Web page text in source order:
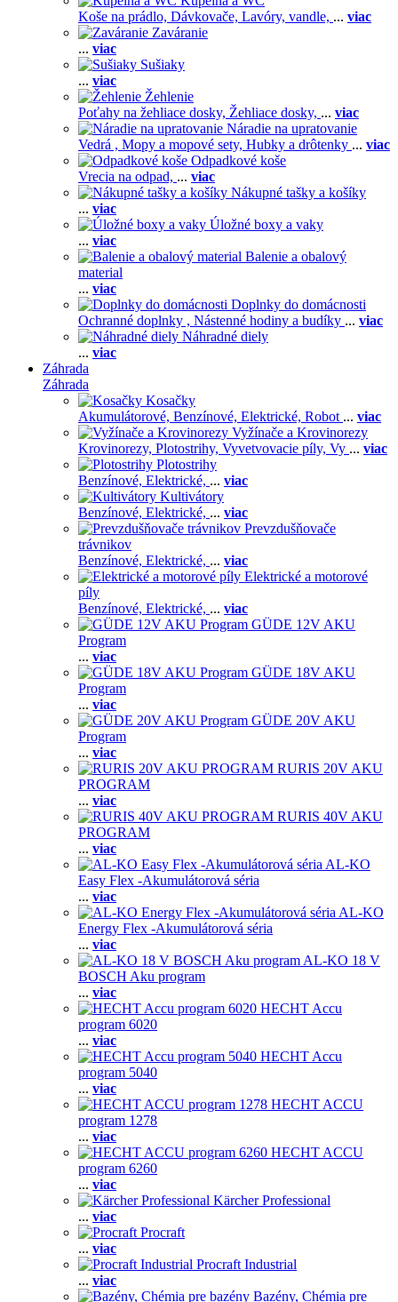
Koše na prádlo, Dávkovače, Lavóry, vandle, ... viac
Zaváranie
... viac
Sušiaky
... viac
Žehlenie
Poťahy na žehliace dosky, Žehliace dosky, ... viac
Náradie na upratovanie
Vedrá , Mopy a mopové sety, Hubky a drôtenky ... viac
Odpadkové koše
Vrecia na odpad, ... viac
Nákupné tašky a košíky
... viac
Úložné boxy a vaky
... viac
Balenie a obalový
material
... viac
Doplnky do domácnosti
Ochranné doplnky , Nástenné hodiny a budíky ... viac
Náhradné diely
... viac
Záhrada
Záhrada
Kosačky
Akumulátorové, Benzínové, Elektrické, Robot ... viac
Vyžínače a Krovinorezy
Krovinorezy, Plotostrihy, Vyvetvovacie píly, Vy ... viac
Plotostrihy
Benzínové, Elektrické, ... viac
Kultivátory
Benzínové, Elektrické, ... viac
Prevzdušňovače
trávnikov
Benzínové, Elektrické, ... viac
Elektrické a motorové
píly
Benzínové, Elektrické, ... viac
GÜDE 12V AKU
Program
... viac
GÜDE 18V AKU
Program
... viac
GÜDE 20V AKU
Program
... viac
RURIS 20V AKU
PROGRAM
... viac
RURIS 40V AKU
PROGRAM
... viac
AL-KO
Easy Flex -Akumulátorová séria
... viac
AL-KO
Energy Flex -Akumulátorová séria
... viac
AL-KO 18 V
BOSCH Aku program
... viac
HECHT Accu
program 6020
... viac
HECHT Accu
program 5040
... viac
HECHT ACCU
program 1278
... viac
HECHT ACCU
program 6260
... viac
Kärcher Professional
... viac
Procraft
... viac
Procraft Industrial
... viac
Bazény, Chémia pre